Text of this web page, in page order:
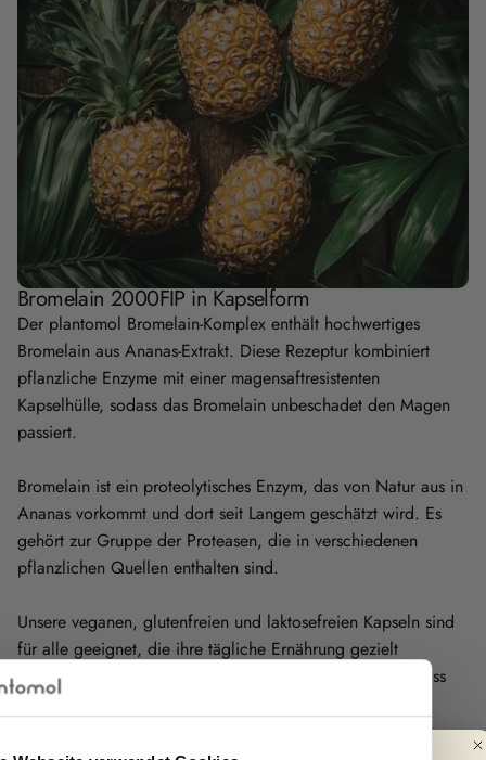
Bromelain 2000FIP in Kapselform
Der plantomol Bromelain-Komplex enthält hochwertiges
Bromelain aus Ananas-Extrakt. Diese Rezeptur kombiniert
pflanzliche Enzyme mit einer magensaftresistenten
Kapselhülle, sodass das Bromelain unbeschadet den Magen
passiert.
Bromelain ist ein proteolytisches Enzym, das von Natur aus in
Ananas vorkommt und dort seit Langem geschätzt wird. Es
gehört zur Gruppe der Proteasen, die in verschiedenen
pflanzlichen Quellen enthalten sind.
Unsere veganen, glutenfreien und laktosefreien Kapseln sind
für alle geeignet, die ihre tägliche Ernährung gezielt
ergänzen möchten. Die Rezeptur wurde so entwickelt, dass
sie sich leicht in den Alltag integrieren lässt.